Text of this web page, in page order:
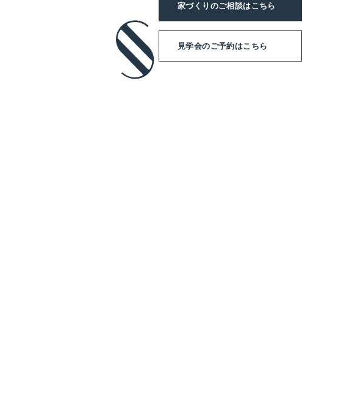
家づくりのご相談はこちら
見学会のご予約はこちら